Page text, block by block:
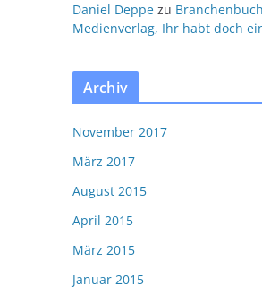
Daniel Deppe zu
Medienverlag, Ihr habt doch
Archiv
November 2017
März 2017
August 2015
April 2015
März 2015
Januar 2015